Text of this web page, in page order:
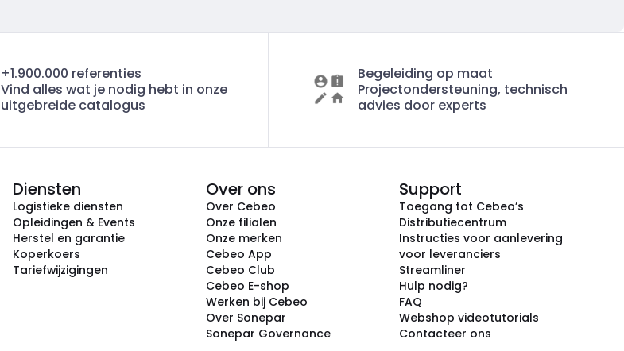
+1.900.000 referenties
Vind alles wat je nodig hebt in onze
uitgebreide catalogus
Begeleiding op maat
Projectondersteuning, technisch
advies door experts
Diensten
Logistieke diensten
Opleidingen & Events
Herstel en garantie
Koperkoers
Tariefwijzigingen
Over ons
Over Cebeo
Onze filialen
Onze merken
Cebeo App
Cebeo Club
Cebeo E-shop
Werken bij Cebeo
Over Sonepar
Sonepar Governance
Support
Toegang tot Cebeo’s
Distributiecentrum
Instructies voor aanlevering
voor leveranciers
Streamliner
Hulp nodig?
FAQ
Webshop videotutorials
Contacteer ons